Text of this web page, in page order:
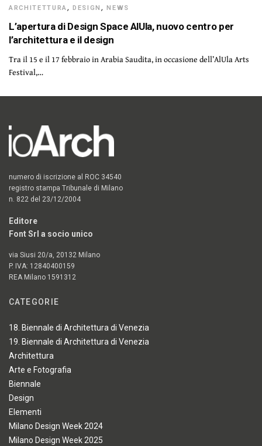
ARCHITETTURA,DESIGN,NEWS
L’apertura di Design Space AlUla, nuovo centro per
l’architettura e il design
Tra il 15 e il 17 febbraio in Arabia Saudita, in occasione dell’AlUla Arts
Festival,…
numero di iscrizione al ROC 34540
registro stampa Tribunale di Milano
n. 822 del 23/12/2004
Editore
Font Srl a socio unico
via Siusi 20/a, 20132 Milano
P. IVA: 12840400159
REA Milano 1591312
CATEGORIE
18. Biennale di Architettura di Venezia
19. Biennale di Architettura di Venezia
Architettura
Arte e Fotografia
Biennale
Design
Elementi
Milano Design Week 2024
Milano Design Week 2025